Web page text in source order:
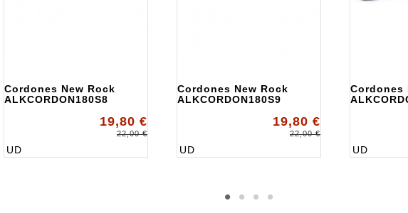
Cordones New Rock
ALKCORDON180S8
19,80 €
22,00 €
UD
Cordones New Rock
ALKCORDON180S9
19,80 €
22,00 €
UD
Cordones
UD